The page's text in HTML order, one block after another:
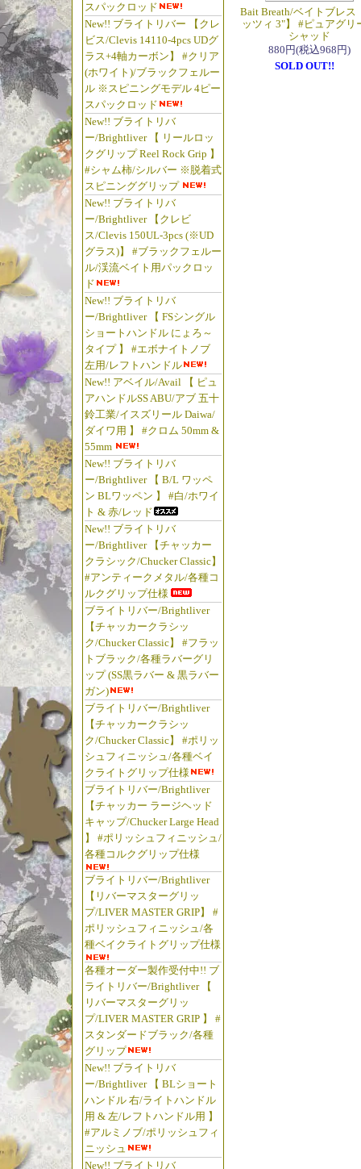
スパックロッド
New!! ブライトリバー 【クレ
ビス/Clevis 14110-4pcs UDグ
ラス+4軸カーボン】 #クリア
(ホワイト)/ブラックフェルー
ル ※スピニングモデル 4ピー
スパックロッド
New!! ブライトリバ
ー/Brightliver 【 リールロッ
クグリップ Reel Rock Grip 】
#シャム柿/シルバー ※脱着式
スピニンググリップ
New!! ブライトリバ
ー/Brightliver 【クレビ
ス/Clevis 150UL-3pcs (※UD
グラス)】 #ブラックフェルー
ル/渓流ベイト用パックロッ
ド
New!! ブライトリバ
ー/Brightliver 【 FSシングル
ショートハンドル にょろ～
タイプ 】 #エボナイトノブ
左用/レフトハンドル
New!! アベイル/Avail 【 ピュ
アハンドルSS ABU/アブ 五十
鈴工業/イスズリール Daiwa/
ダイワ用 】 #クロム 50mm &
55mm
New!! ブライトリバ
ー/Brightliver 【 B/L ワッペ
ン BLワッペン 】 #白/ホワイ
ト & 赤/レッド
New!! ブライトリバ
ー/Brightliver 【チャッカー
クラシック/Chucker Classic】
#アンティークメタル/各種コ
ルクグリップ仕様
ブライトリバー/Brightliver
【チャッカークラシッ
ク/Chucker Classic】 #フラッ
トブラック/各種ラバーグリ
ップ (SS黒ラバー & 黒ラバー
ガン)
ブライトリバー/Brightliver
【チャッカークラシッ
ク/Chucker Classic】 #ポリッ
シュフィニッシュ/各種ベイ
クライトグリップ仕様
ブライトリバー/Brightliver
【チャッカー ラージヘッド
キャップ/Chucker Large Head
】 #ポリッシュフィニッシュ/
各種コルクグリップ仕様
ブライトリバー/Brightliver
【リバーマスターグリッ
プ/LIVER MASTER GRIP】 #
ポリッシュフィニッシュ/各
種ベイクライトグリップ仕様
各種オーダー製作受付中!! ブ
ライトリバー/Brightliver 【
リバーマスターグリッ
プ/LIVER MASTER GRIP 】 #
スタンダードブラック/各種
グリップ
New!! ブライトリバ
ー/Brightliver 【 BLショート
ハンドル 右/ライトハンドル
用 & 左/レフトハンドル用 】
#アルミノブ/ポリッシュフィ
ニッシュ
New!! ブライトリバ
Bait Breath/ベイトブレス
ッツィ 3"】 #ピュアグリ
シャッド
880円(税込968円)
SOLD OUT!!